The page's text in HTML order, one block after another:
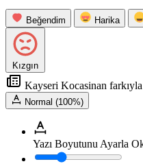
Beğendim Harika
Kızgın
Kayseri Kocasinan
Normal (100%)
Yazı Boyutunu Ayarla